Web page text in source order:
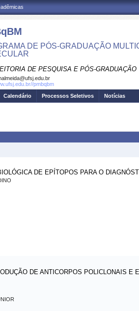
DE PÓS-GRADUAÇÃO
DE PESQUISA E PÓS-GRADUAÇÃO
pmbqbm
Calendário Processos Seletivos Notícias
DE EPÍTOPOS PARA O
DE ANTICORPOS POLICLONAIS E